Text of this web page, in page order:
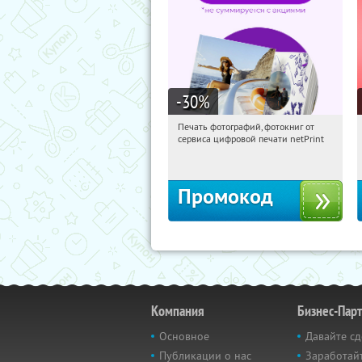
-30%
15:50:13 Получили:
Печать фотографий, фотокниг от
сервиса цифровой печати netPrint
Промокод
Компания
Основное
Публикации о нас
Бизнес-
Давайте